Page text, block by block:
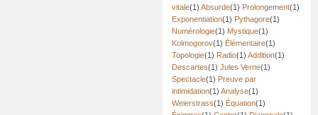
vitale(1) Absurde(1) Prolongement(1)
Exponentiation(1) Pythagore(1)
Numérologie(1) Mystique(1)
Kolmogorov(1) Élémentaire(1)
Topologie(1) Radio(1) Addition(1)
Descartes(1) Jules Verne(1)
Spectacle(1) Preuve par
intimidation(1) Analyse(1)
Weierstrass(1) Équation(1)